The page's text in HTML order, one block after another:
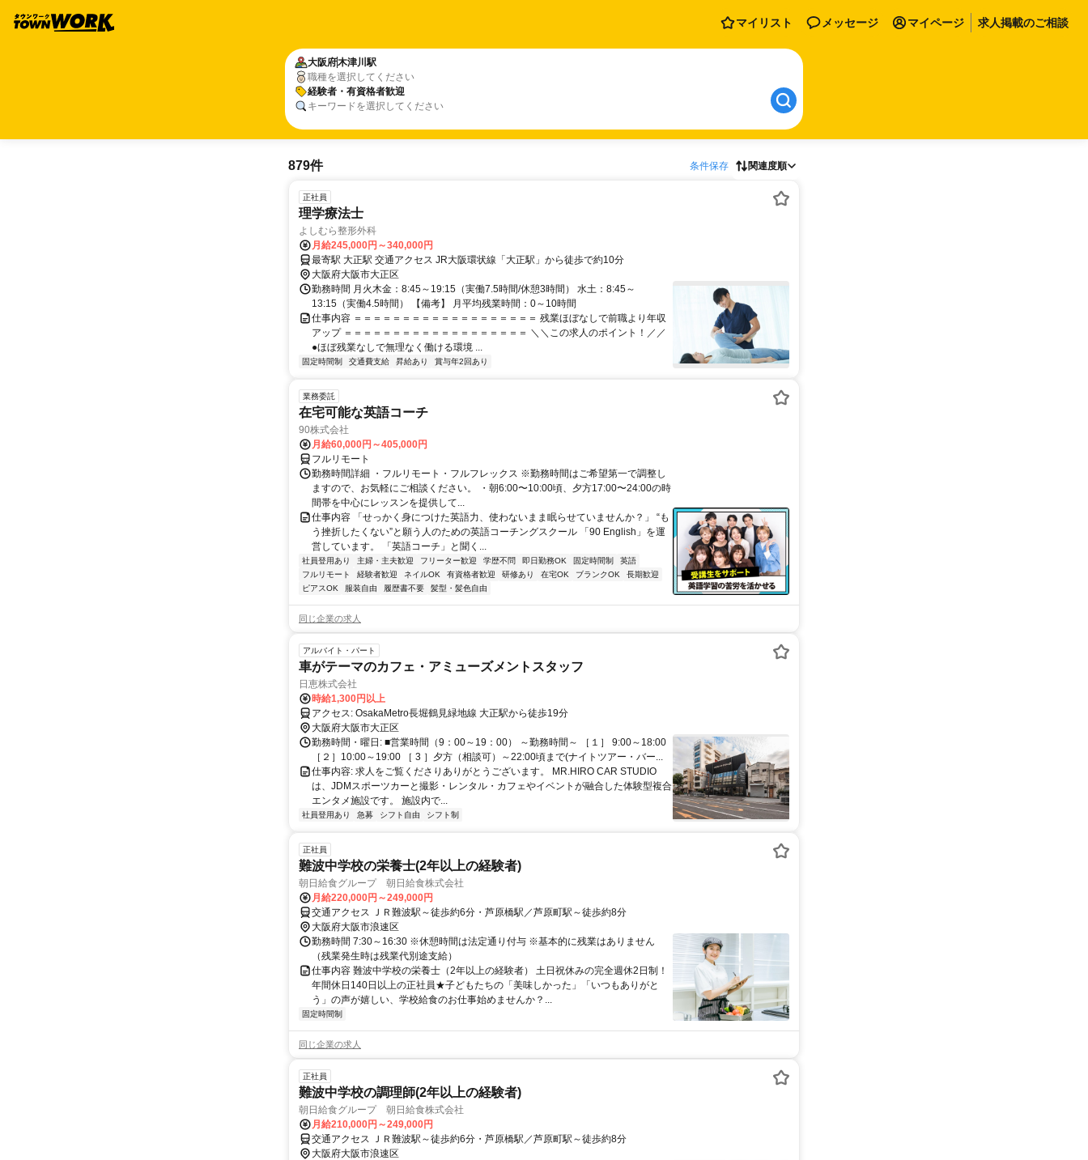
マイリスト メッセージ マイページ 求人掲載のご相談
大阪府木津川駅
職種を選択してください
経験者・有資格者歓迎
キーワードを選択してください
879件 条件保存 関連度順
正社員
理学療法士
よしむら整形外科
月給245,000円～340,000円
最寄駅 大正駅 交通アクセス JR大阪環状線「大正駅」から徒歩で約10分
大阪府大阪市大正区
勤務時間 月火木金：8:45～19:15（実働7.5時間/休憩3時間） 水土：8:45～
13:15（実働4.5時間） 【備考】 月平均残業時間：0～10時間
仕事内容 ＝＝＝＝＝＝＝＝＝＝＝＝＝＝＝＝＝＝＝ 残業ほぼなしで前職より年収
アップ ＝＝＝＝＝＝＝＝＝＝＝＝＝＝＝＝＝＝＝ ＼＼この求人のポイント！／／
●ほぼ残業なしで無理なく働ける環境 ...
固定時間制 交通費支給 昇給あり 賞与年2回あり
業務委託
在宅可能な英語コーチ
90株式会社
月給60,000円～405,000円
フルリモート
勤務時間詳細 ・フルリモート・フルフレックス ※勤務時間はご希望第一で調整し
ますので、お気軽にご相談ください。 ・朝6:00〜10:00頃、夕方17:00〜24:00の時
間帯を中心にレッスンを提供して...
仕事内容 「せっかく身につけた英語力、使わないまま眠らせていませんか？」 “も
う挫折したくない”と願う人のための英語コーチングスクール 「90 English」を運
営しています。 「英語コーチ」と聞く...
社員登用あり 主婦・主夫歓迎 フリーター歓迎 学歴不問 即日勤務OK 固定時間制
英語
フルリモート
経験者歓迎 ネイルOK 有資格者歓迎 研修あり 在宅OK ブランクOK
長期歓迎
ピアスOK
服装自由 履歴書不要 髪型・髪色自由
同じ企業の求人
アルバイト・パート
車がテーマのカフェ・アミューズメントスタッフ
日恵株式会社
時給1,300円以上
アクセス: OsakaMetro長堀鶴見緑地線 大正駅から徒歩19分
大阪府大阪市大正区
勤務時間・曜日: ■営業時間（9：00～19：00） ～勤務時間～ ［１］ 9:00～18:00
［２］10:00～19:00 ［ 3 ］夕方（相談可）～22:00頃まで(ナイトツアー・バー...
仕事内容: 求人をご覧くださりありがとうございます。 MR.HIRO CAR STUDIO
は、JDMスポーツカーと撮影・レンタル・カフェやイベントが融合した体験型複合
エンタメ施設です。 施設内で...
社員登用あり 急募 シフト自由 シフト制
正社員
難波中学校の栄養士(2年以上の経験者)
朝日給食グループ 朝日給食株式会社
月給220,000円～249,000円
交通アクセス ＪＲ難波駅～徒歩約6分・芦原橋駅／芦原町駅～徒歩約8分
大阪府大阪市浪速区
勤務時間 7:30～16:30 ※休憩時間は法定通り付与 ※基本的に残業はありません
（残業発生時は残業代別途支給）
仕事内容 難波中学校の栄養士（2年以上の経験者） 土日祝休みの完全週休2日制！
年間休日140日以上の正社員★子どもたちの「美味しかった」「いつもありがと
う」の声が嬉しい、学校給食のお仕事始めませんか？...
固定時間制
同じ企業の求人
正社員
難波中学校の調理師(2年以上の経験者)
朝日給食グループ 朝日給食株式会社
月給210,000円～249,000円
交通アクセス ＪＲ難波駅～徒歩約6分・芦原橋駅／芦原町駅～徒歩約8分
大阪府大阪市浪速区